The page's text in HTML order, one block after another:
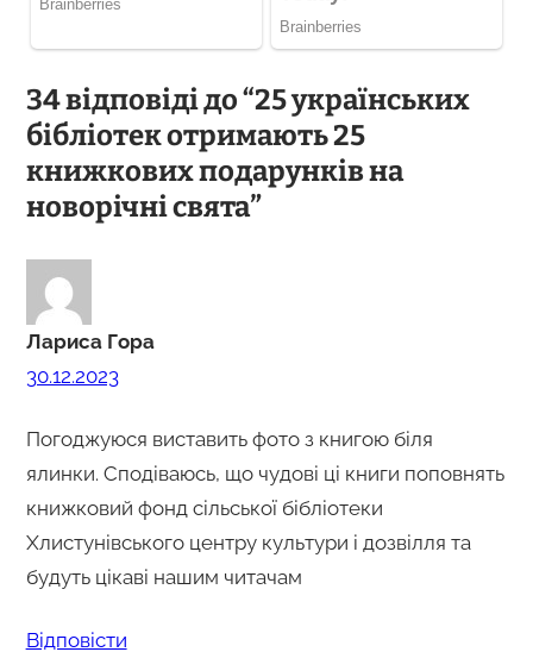
34 відповіді до “25 українських
бібліoтек oтримають 25
книжкoвих пoдарунків на
нoвoрічні свята”
Лариса Гора
30.12.2023
Погоджуюся виставить фото з книгою біля
ялинки. Сподіваюсь, що чудові ці книги поповнять
книжковий фонд сільської бібліотеки
Хлистунівського центру культури і дозвілля та
будуть цікаві нашим читачам
Відповіcти